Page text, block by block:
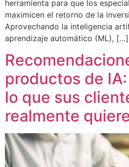
herramienta para que los
maximicen el retorno de la
Aprovechando la inteligencia
aprendizaje automático (ML), […]
productos de
lo que sus
realmente